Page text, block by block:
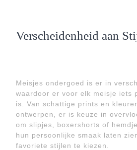
Verscheidenheid aan
Meisjes ondergoed is er in
waardoor er voor elk meisje iets
is. Van schattige prints en
ontwerpen, er is keuze in
om slipjes, boxershorts of
hun persoonlijke smaak laten
favoriete stijlen te kiezen.